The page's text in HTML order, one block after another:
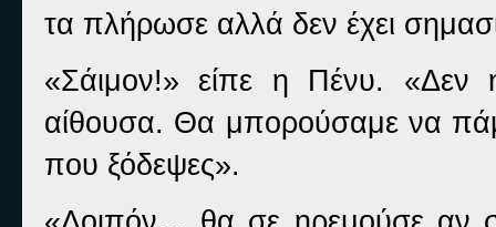
τα πλήρωσε αλλά δεν έχει
«Σάιμον!» είπε η Πένυ. «Δεν
αίθουσα. Θα μπορούσαμε να
που ξόδεψες».